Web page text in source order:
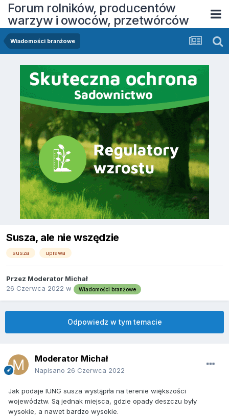
Forum rolników, producentów
warzyw i owoców, przetwórców
Wiadomości branżowe
Susza, ale nie wszędzie
susza uprawa
Przez Moderator Michał
26 Czerwca 2022 w Wiadomości branżowe
Odpowiedz w tym temacie
Moderator Michał
Napisano 26 Czerwca 2022
Jak podaje IUNG susza wystąpiła na terenie większości
województw. Są jednak miejsca, gdzie opady deszczu były
wysokie, a nawet bardzo wysokie.